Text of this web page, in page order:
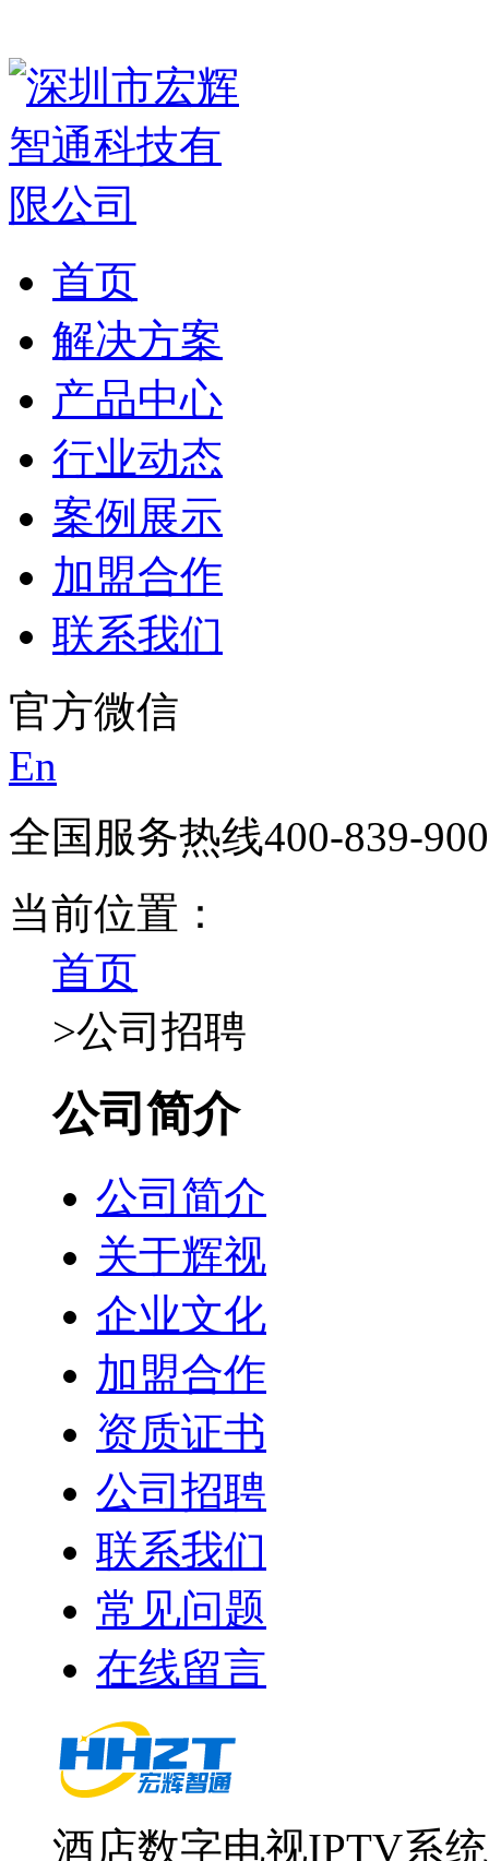
首页
解决方案
产品中心
行业动态
案例展示
加盟合作
联系我们
官方微信
En
全国服务热线400-839-
当前位置：
首页
>公司招聘
公司简介
公司简介
关于辉视
企业文化
加盟合作
资质证书
公司招聘
联系我们
常见问题
在线留言
酒店数字电视IPTV系